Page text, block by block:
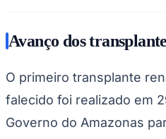
Avanço dos
O primeiro transplante
falecido foi realizado em
Governo do Amazonas